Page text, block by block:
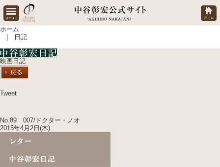
ホーム
| 日記
映画日記
Tweet
No.89 007/ドクター・ノオ
2015年4月2日(木)